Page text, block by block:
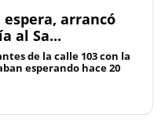
espera, arrancó
al Sa...
de la calle 103 con la
esperando hace 20